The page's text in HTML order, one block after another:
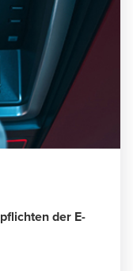
der E-